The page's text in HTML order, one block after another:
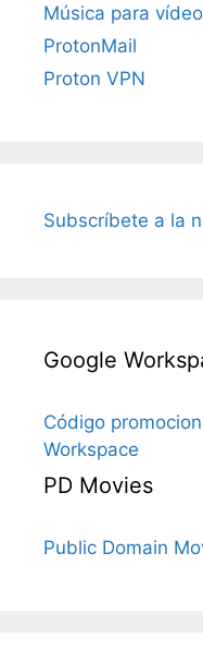
Música para
ProtonMail
Proton VPN
Subscríbete a la
Google
Código
Workspace
PD Movies
Public Domain